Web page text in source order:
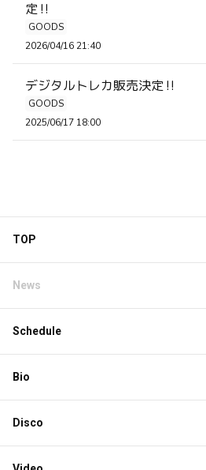
定‼️
GOODS
2026/04/16 21:40
デジタルトレカ販売決定‼️
GOODS
2025/06/17 18:00
TOP
News
Schedule
Bio
Disco